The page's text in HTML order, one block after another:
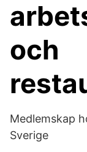
och
Medlemskap
Sverige